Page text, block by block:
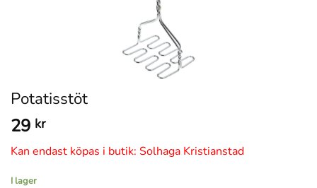
Potatisstöt
29 kr
Kan endast köpas i butik: Solhaga Kristianstad
I lager